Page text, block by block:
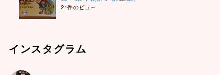
21件のビュー
インスタグラム